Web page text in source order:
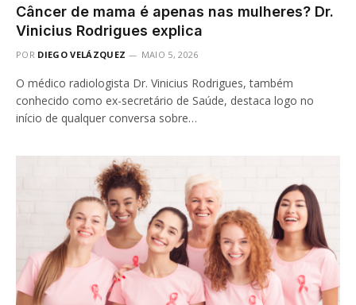
Câncer de mama é apenas nas mulheres? Dr.
Vinicius Rodrigues explica
POR DIEGO VELÁZQUEZ MAIO 5, 2026
O médico radiologista Dr. Vinicius Rodrigues, também
conhecido como ex-secretário de Saúde, destaca logo no
início de qualquer conversa sobre…